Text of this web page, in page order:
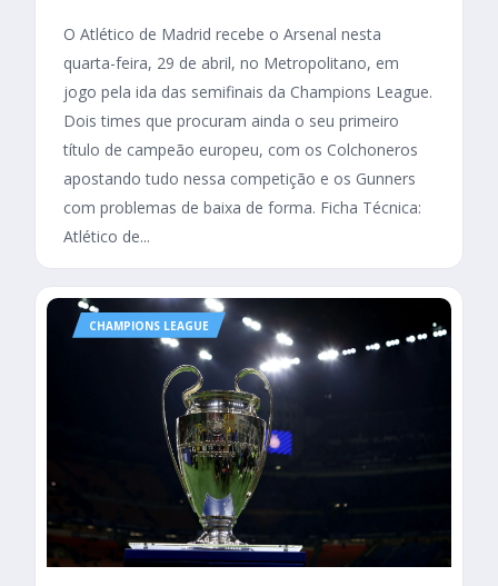
O Atlético de Madrid recebe o Arsenal nesta
quarta-feira, 29 de abril, no Metropolitano, em
jogo pela ida das semifinais da Champions League.
Dois times que procuram ainda o seu primeiro
título de campeão europeu, com os Colchoneros
apostando tudo nessa competição e os Gunners
com problemas de baixa de forma. Ficha Técnica:
Atlético de...
CHAMPIONS LEAGUE